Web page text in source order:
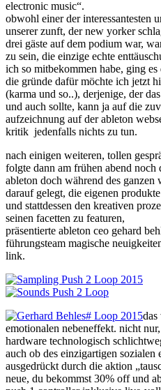
electronic music“.
obwohl einer der interessantesten
unserer zunft, der new yorker
drei gäste auf dem podium war,
zu sein, die einzige echte
ich so mitbekommen habe, ging
die gründe dafür möchte ich jetzt
(karma und so..), derjenige, der
und auch sollte, kann ja auf die
aufzeichnung auf der ableton
kritik jedenfalls nichts zu tun.
nach einigen weiteren, tollen
folgte dann am frühen abend noch
ableton doch während des ganzen
darauf gelegt, die eigenen
und stattdessen den kreativen
seinen facetten zu featuren,
präsentierte ableton ceo gehard
führungsteam magische
link.
das
emotionalen nebeneffekt. nicht
hardware technologisch
auch ob des einzigartigen sozialen
ausgedrückt durch die aktion
neue, du bekommst 30% off und